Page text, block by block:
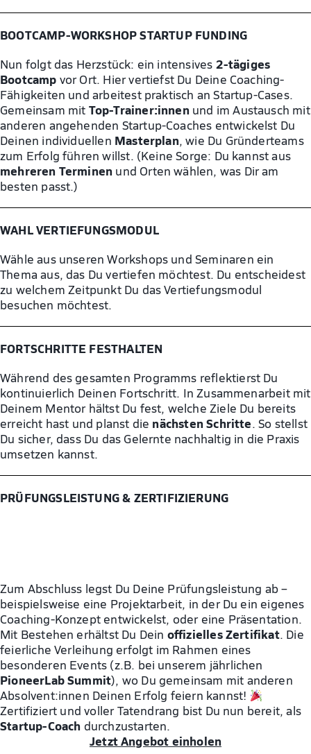
BOOTCAMP-WORKSHOP STARTUP FUNDING
Nun folgt das Herzstück: ein intensives 2-tägiges
Bootcamp vor Ort. Hier vertiefst Du Deine Coaching-
Fähigkeiten und arbeitest praktisch an Startup-Cases.
Gemeinsam mit Top-Trainer:innenund im Austausch mit
anderen angehenden Startup-Coaches entwickelst Du
Deinen individuellen Masterplan, wie Du Gründerteams
zum Erfolg führen willst. (Keine Sorge: Du kannst aus
mehreren Terminen und Orten wählen, was Dir am
besten passt.)
WAHL VERTIEFUNGSMODUL
Wähle aus unseren Workshops und Seminaren ein
Thema aus, das Du vertiefen möchtest. Du entscheidest
zu welchem Zeitpunkt Du das Vertiefungsmodul
besuchen möchtest.
FORTSCHRITTE FESTHALTEN
Während des gesamten Programms reflektierst Du
kontinuierlich Deinen Fortschritt. In Zusammenarbeit mit
Deinem Mentor hältst Du fest, welche Ziele Du bereits
erreicht hast und planst die nächsten Schritte. So stellst
Du sicher, dass Du das Gelernte nachhaltig in die Praxis
umsetzen kannst.
PRÜFUNGSLEISTUNG & ZERTIFIZIERUNG
Zum Abschluss legst Du Deine Prüfungsleistung ab –
beispielsweise eine Projektarbeit, in der Du ein eigenes
Coaching-Konzept entwickelst, oder eine Präsentation.
Mit Bestehen erhältst Du Dein offizielles Zertifikat. Die
feierliche Verleihung erfolgt im Rahmen eines
besonderen Events (z.B. bei unserem jährlichen
PioneerLab Summit), wo Du gemeinsam mit anderen
Absolvent:innen Deinen Erfolg feiern kannst!
Zertifiziert und voller Tatendrang bist Du nun bereit, als
Startup-Coach durchzustarten.
Jetzt Angebot einholen